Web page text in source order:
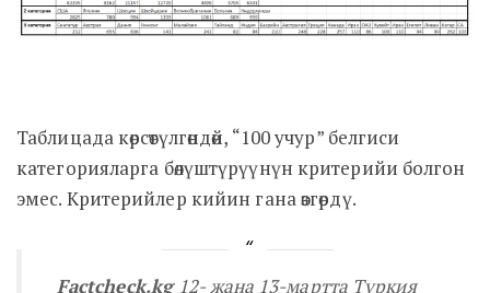
Таблицада көрсөтүлгөндөй, “100 учур” белгиси
категорияларга бөлүштүрүүнүн критерийи болгон
эмес. Критерийлер кийин гана өзгөрдү.
Factcheck.kg 12- жана 13-мартта Түркия